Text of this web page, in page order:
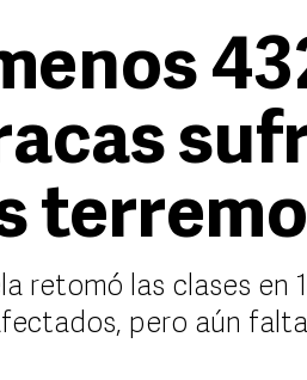
retomó las clases en
pero aún